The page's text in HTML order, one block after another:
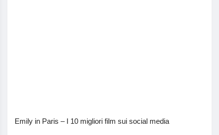
Emily in Paris – I 10 migliori film sui social media